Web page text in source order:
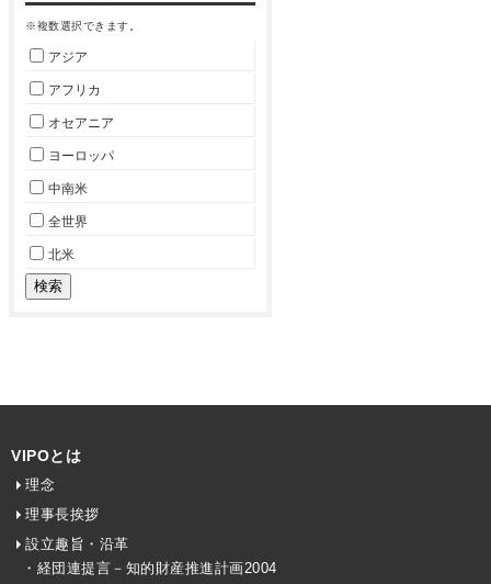
※複数選択できます。
アジア
アフリカ
オセアニア
ヨーロッパ
中南米
全世界
北米
VIPOとは
理念
理事長挨拶
設立趣旨・沿革
・経団連提言－知的財産推進計画2004